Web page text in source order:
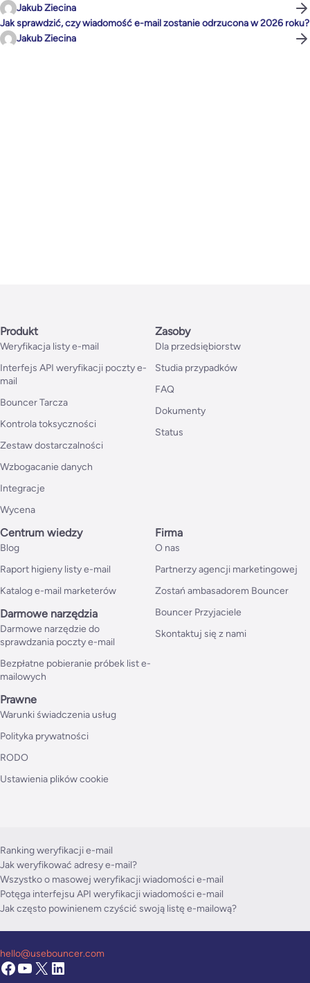
Jakub Ziecina
Jak sprawdzić, czy wiadomość e-mail zostanie odrzucona w 2026 roku?
Jakub Ziecina
Produkt
Weryfikacja listy e-mail
Interfejs API weryfikacji poczty e-
mail
Bouncer Tarcza
Kontrola toksyczności
Zestaw dostarczalności
Wzbogacanie danych
Integracje
Wycena
Zasoby
Dla przedsiębiorstw
Studia przypadków
FAQ
Dokumenty
Status
Centrum wiedzy
Blog
Raport higieny listy e-mail
Katalog e-mail marketerów
Darmowe narzędzia
Darmowe narzędzie do
sprawdzania poczty e-mail
Bezpłatne pobieranie próbek list e-
mailowych
Firma
O nas
Partnerzy agencji marketingowej
Zostań ambasadorem Bouncer
Bouncer Przyjaciele
Skontaktuj się z nami
Prawne
Warunki świadczenia usług
Polityka prywatności
RODO
Ustawienia plików cookie
Ranking weryfikacji e-mail
Jak weryfikować adresy e-mail?
Wszystko o masowej weryfikacji wiadomości e-mail
Potęga interfejsu API weryfikacji wiadomości e-mail
Jak często powinienem czyścić swoją listę e-mailową?
hello@usebouncer.com